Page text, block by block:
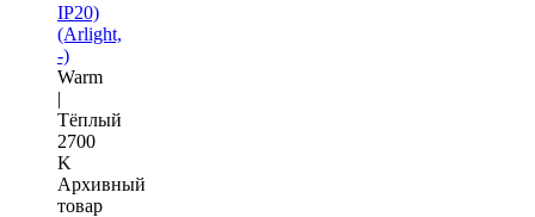
IP20)
(Arlight,
-)
Warm
|
Тёплый
2700
K
Архивный
товар